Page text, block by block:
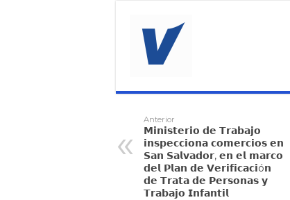
Anterior
𝗠𝗶𝗻𝗶𝘀𝘁𝗲𝗿𝗶𝗼 𝗱𝗲 𝗧𝗿𝗮𝗯𝗮𝗷𝗼
𝗶𝗻𝘀𝗽𝗲𝗰𝗰𝗶𝗼𝗻𝗮 𝗰𝗼𝗺𝗲𝗿𝗰𝗶𝗼𝘀 𝗲𝗻
𝗦𝗮𝗻 𝗦𝗮𝗹𝘃𝗮𝗱𝗼𝗿, 𝗲𝗻 𝗲𝗹 𝗺𝗮𝗿𝗰𝗼
𝗱𝗲𝗹 𝗣𝗹𝗮𝗻 𝗱𝗲 𝗩𝗲𝗿𝗶𝗳𝗶𝗰𝗮𝗰𝗶ó𝗻
𝗱𝗲 𝗧𝗿𝗮𝘁𝗮 𝗱𝗲 𝗣𝗲𝗿𝘀𝗼𝗻𝗮𝘀 𝘆
𝗧𝗿𝗮𝗯𝗮𝗷𝗼 𝗜𝗻𝗳𝗮𝗻𝘁𝗶𝗹